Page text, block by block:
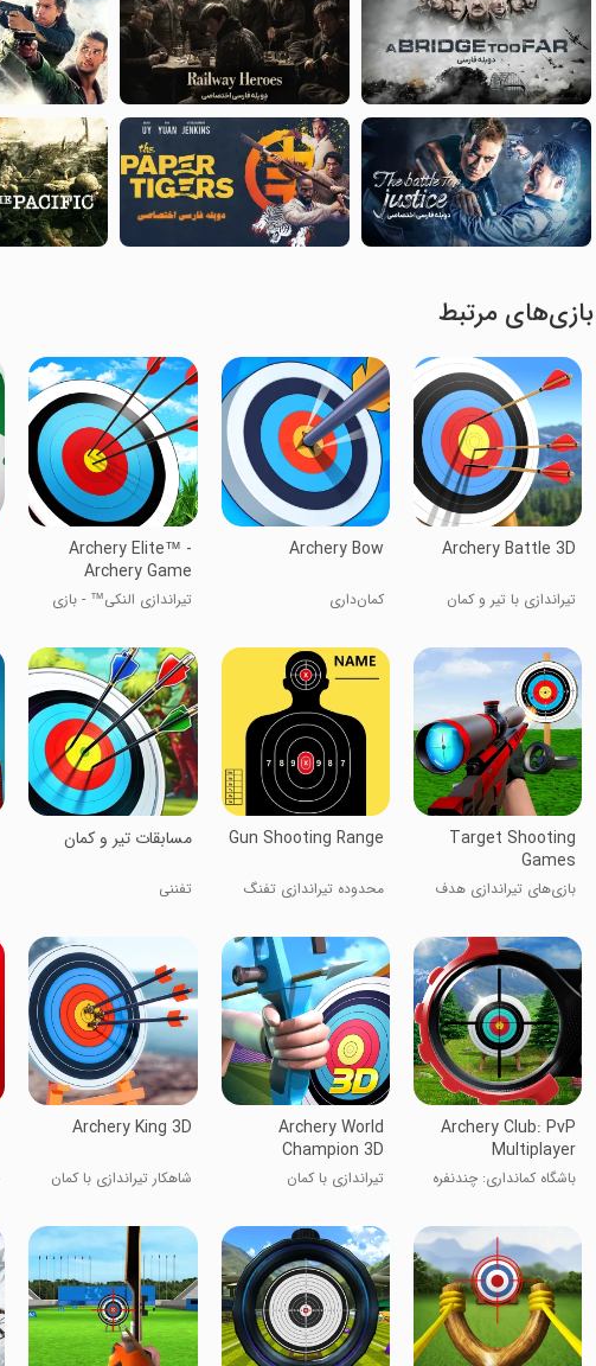
بازی‌های مرتبط
Archery Battle 3D
تیراندازی با تیر و کمان
Archery Bow
کمان‌داری
Archery Elite™ -
Archery Game
تیراندازی النکی™ - بازی
Target Shooting
Games
بازی‌های تیراندازی هدف
Gun Shooting Range
محدوده تیراندازی تفنگ
مسابقات تیر و کمان
تفننی
Archery Club: PvP
Multiplayer
باشگاه کمانداری: چندنفره
Archery World
Champion 3D
تیراندازی با کمان
Archery King 3D
شاهکار تیراندازی با کمان